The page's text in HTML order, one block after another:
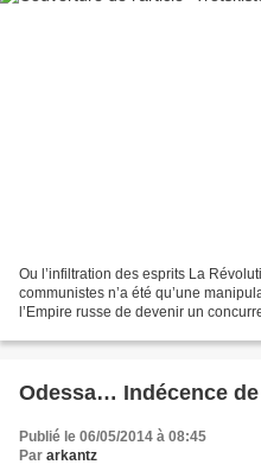
Ou l’infiltration des esprits La
communistes n’a été qu’une
l’Empire russe de devenir un
Odessa… Indécence de
Publié le 06/05/2014 à 08:45
Par arkantz